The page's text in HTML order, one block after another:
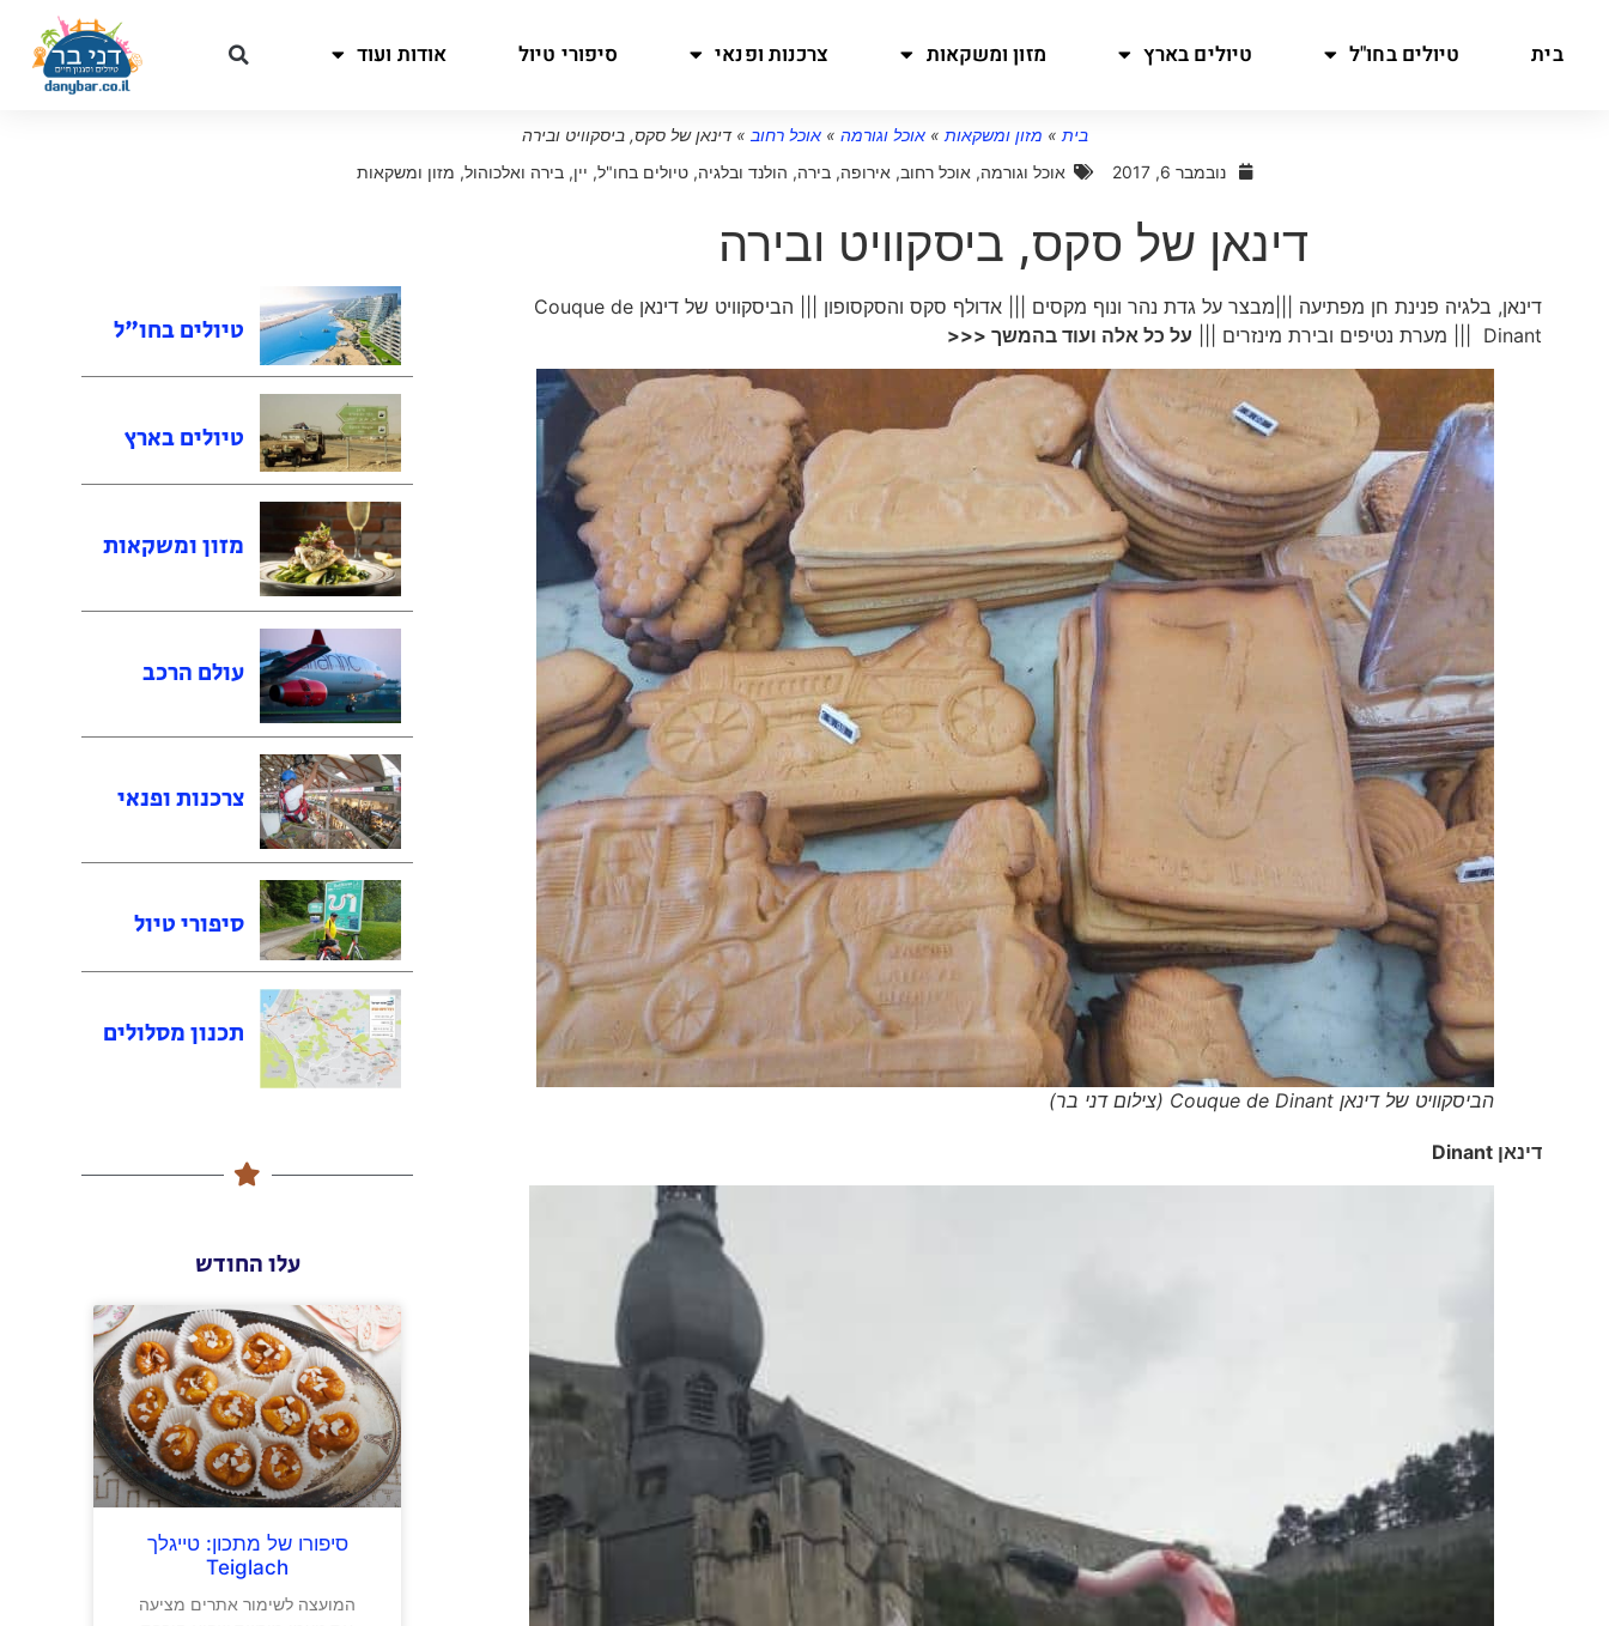
בית טיולים בחו"ל טיולים בארץ מזון ומשקאות צרכנות ופנאי סיפורי טיול אודות ועוד
בית » מזון ומשקאות »אוכל וגורמה »אוכל רחוב »דינאן של סקס, ביסקוויט ובירה
נובמבר 6, 2017
אוכל וגורמה, אוכל רחוב, אירופה,בירה, הולנד ובלגיה,טיולים בחו"ל, יין, בירה ואלכוהול, מזון ומשקאות
דינאן של סקס, ביסקוויט ובירה
דינאן, בלגיה פנינת חן מפתיעה |||מבצר על גדת נהר ונוף מקסים ||| אדולף סקס והסקסופון ||| הביסקוויט של דינאן Couque de
Dinant ||| מערת נטיפים ובירת מינזרים |||
על כל אלה ועוד בהמשך <<<
הביסקוויט של דינאן Couque de Dinant (צילום דני בר)
דינאןDinant
טיולים בחו"ל
טיולים בארץ
מזון ומשקאות
עולם הרכב
צרכנות ופנאי
סיפורי טיול
תכנון מסלולים
עלו החודש
סיפורו של מתכון: טייגלך
Teiglach
המועצה לשימור אתרים מציעה